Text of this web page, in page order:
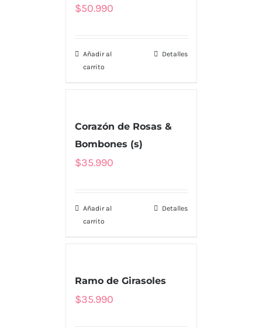
$50.990
Añadir al
carrito
Detalles
Corazón de Rosas &
Bombones (s)
$35.990
Añadir al
carrito
Detalles
Ramo de Girasoles
$35.990